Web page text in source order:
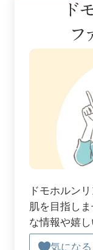
ド
フ
ドモホルン
肌を目指し
な情報や嬉し
気になる